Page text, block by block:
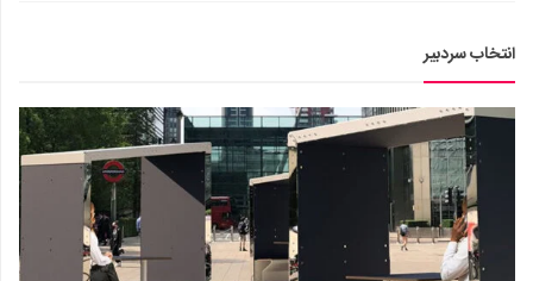
انتخاب سردبیر